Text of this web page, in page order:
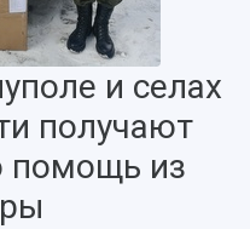
и селах
получают
помощь из